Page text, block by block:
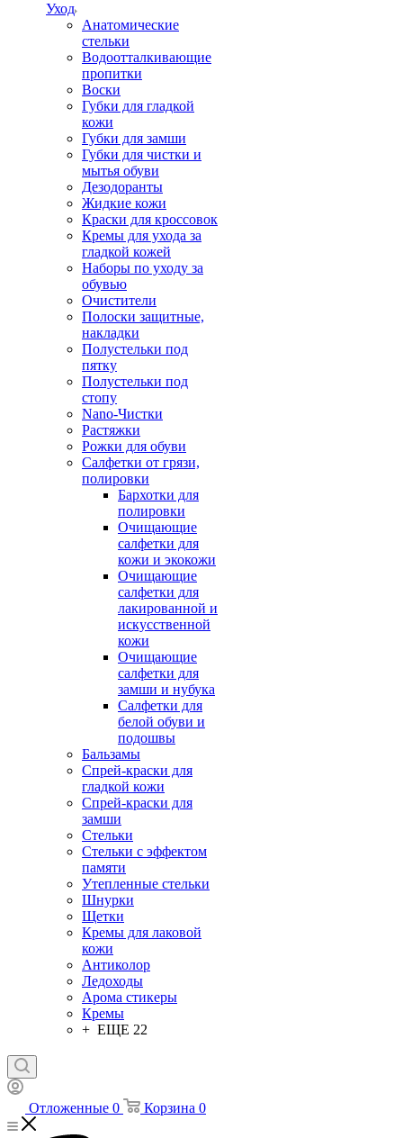
Уход
Анатомические
стельки
Водоотталкивающие
пропитки
Воски
Губки для гладкой
кожи
Губки для замши
Губки для чистки и
мытья обуви
Дезодоранты
Жидкие кожи
Краски для кроссовок
Кремы для ухода за
гладкой кожей
Наборы по уходу за
обувью
Очистители
Полоски защитные,
накладки
Полустельки под
пятку
Полустельки под
стопу
Nano-Чистки
Растяжки
Рожки для обуви
Салфетки от грязи,
полировки
Бархотки для
полировки
Очищающие
салфетки для
кожи и экокожи
Очищающие
салфетки для
лакированной и
искусственной
кожи
Очищающие
салфетки для
замши и нубука
Салфетки для
белой обуви и
подошвы
Бальзамы
Спрей-краски для
гладкой кожи
Спрей-краски для
замши
Стельки
Стельки с эффектом
памяти
Утепленные стельки
Шнурки
Щетки
Кремы для лаковой
кожи
Антиколор
Ледоходы
Арома стикеры
Кремы
+ ЕЩЕ 22
Отложенные 0 Корзина 0